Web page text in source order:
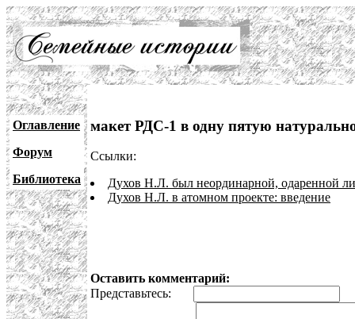
Оглавление
Форум
Библиотека
макет РДС-1 в одну пятую
Ссылки:
Духов Н.Л. был неординарной, одаренной
Духов Н.Л. в атомном проекте: введение
Оставить комментарий:
Представьтесь: